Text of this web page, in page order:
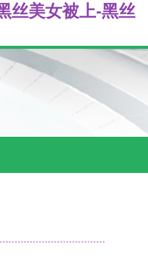
丝美女被上-黑丝